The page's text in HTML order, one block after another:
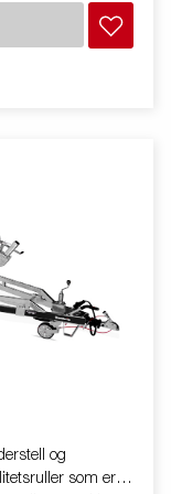
ekstra
er det lett å
og
som er